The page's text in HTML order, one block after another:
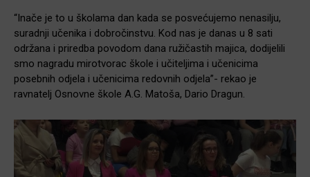
“Inače je to u školama dan kada se posvećujemo nenasilju,
suradnji učenika i dobročinstvu. Kod nas je danas u 8 sati
održana i priredba povodom dana ružičastih majica, dodijelili
smo nagradu mirotvorac škole i učiteljima i učenicima
posebnih odjela i učenicima redovnih odjela”- rekao je
ravnatelj Osnovne škole A.G. Matoša, Dario Dragun.